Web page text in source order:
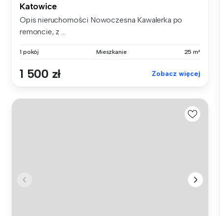
Katowice
Opis nieruchomości Nowoczesna Kawalerka po
remoncie, z ...
1 pokój Mieszkanie 25 m²
1 500 zł Zobacz więcej